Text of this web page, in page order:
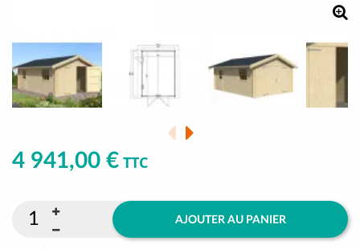
4 941,00 € TTC
AJOUTER AU PANIER